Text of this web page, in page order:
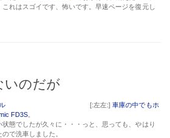
れはスゴイです、怖いです。早速ページを復元し
いのだが
[:左左:]車庫の中でもホ
FD3S
態でしたが久々に・・・っと、思っても、やはり
で洗車しました。